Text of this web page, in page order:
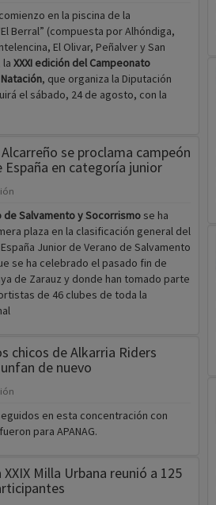
en la piscina de la
Berral” (compuesta por Alhóndiga,
El Olivar, Peñalver y San
XXXI edición del Campeonato
, que organiza la Diputación
el sábado, 24 de agosto, con la
Alcarreño se proclama campeón
España en categoría junior
de Salvamento y Socorrismose ha
plaza en la clasificación general del
Junior de Verano de Salvamento
se ha celebrado el pasado fin de
de Zarauz y donde han tomado parte
de 46 clubes de toda la
chicos de Alkarria Riders
de nuevo
en esta concentración con
para APANAG.
XXIX Milla Urbana reunió a 125